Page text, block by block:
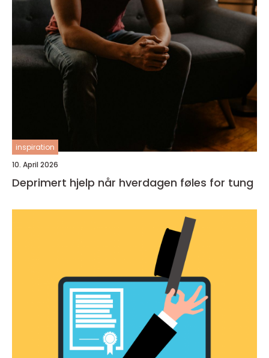
inspiration
10. April 2026
Deprimert hjelp når hverdagen føles for tung